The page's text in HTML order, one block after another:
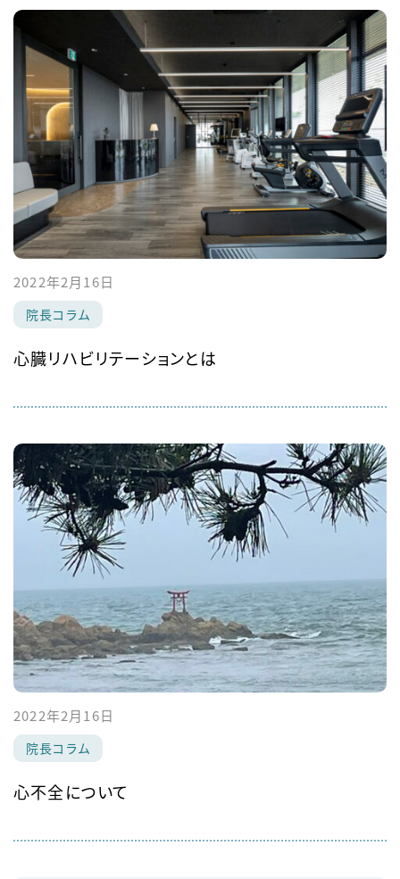
2022年2月16日
院長コラム
心臓リハビリテーションとは
2022年2月16日
院長コラム
心不全について